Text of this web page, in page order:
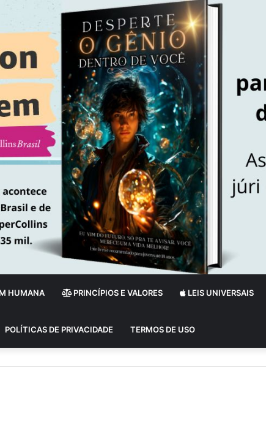
HUMANA PRINCÍPIOS E VALORES LEIS UNIVERSAIS
POLÍTICAS DE PRIVACIDADE TERMOS DE USO